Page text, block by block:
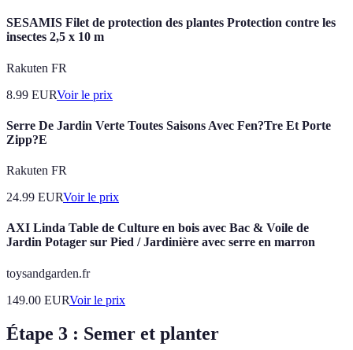
SESAMIS Filet de protection des plantes Protection contre les
insectes 2,5 x 10 m
Rakuten FR
8.99 EURVoir le prix
Serre De Jardin Verte Toutes Saisons Avec Fen?Tre Et Porte
Zipp?E
Rakuten FR
24.99 EURVoir le prix
AXI Linda Table de Culture en bois avec Bac & Voile de
Jardin Potager sur Pied / Jardinière avec serre en marron
toysandgarden.fr
149.00 EURVoir le prix
Étape 3 : Semer et planter